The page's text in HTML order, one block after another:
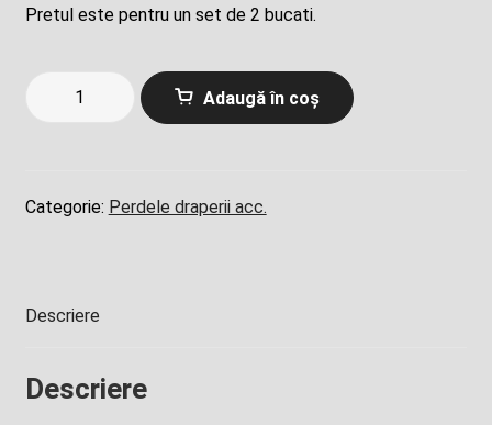
Pretul este pentru un set de 2 bucati.
draperie,
caramel
Adaugă în coș
Categorie: Perdele draperii acc.
Descriere
Descriere